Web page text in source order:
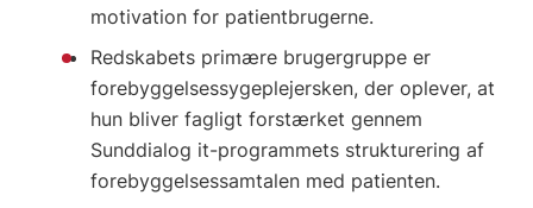
motivation for patientbrugerne.
Redskabets primære brugergruppe er
forebyggelsessygeplejersken, der oplever, at
hun bliver fagligt forstærket gennem
Sunddialog it-programmets strukturering af
forebyggelsessamtalen med patienten.